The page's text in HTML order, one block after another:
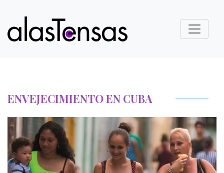
ENVEJECIMIENTO EN CUBA